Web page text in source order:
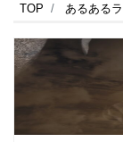
TOP あるある